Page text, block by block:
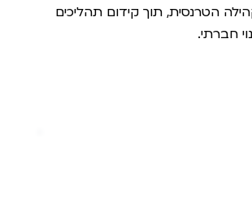
הטרנסית, תוך קידום תהליכים
חברתי.